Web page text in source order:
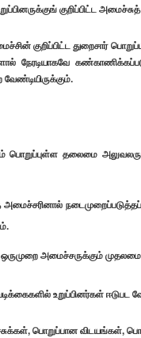
குறிப்பிட்ட
குறிப்பிட்ட துறைசார்
நேரடியாகவே
பொறுப்புள்ள தலைமை
அமைச்சருக்கும்
உறுப்பினர்கள் ஈடுபட
பொறுப்பான விடயங்கள்,